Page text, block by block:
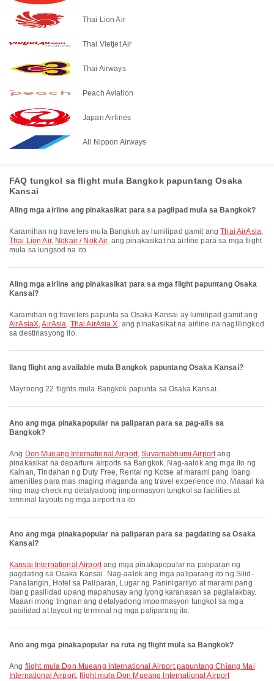
Thai Lion Air
Thai Vietjet Air
Thai Airways
Peach Aviation
Japan Airlines
All Nippon Airways
FAQ tungkol sa flight mula Bangkok papuntang Osaka
Kansai
Aling mga airline ang pinakasikat para sa paglipad mula sa Bangkok?
Karamihan ng travelers mula Bangkok ay lumilipad gamit angThai AirAsia,
Thai Lion Air, Nokair / Nok Air, ang pinakasikat na airline para sa mga flight
mula sa lungsod na ito.
Aling mga airline ang pinakasikat para sa mga flight papuntang Osaka
Kansai?
Karamihan ng travelers papunta sa Osaka Kansai ay lumilipad gamit ang
AirAsiaX,AirAsia, Thai AirAsia X, ang pinakasikat na airline na naglilingkod
sa destinasyong ito.
Ilang flight ang available mula Bangkok papuntang Osaka Kansai?
Mayroong 22 flights mula Bangkok papunta sa Osaka Kansai.
Ano ang mga pinakapopular na paliparan para sa pag-alis sa
Bangkok?
Ang Don Mueang International Airport,Suvarnabhumi Airportang
pinakasikat na departure airports sa Bangkok. Nag-aalok ang mga ito ng
Kainan, Tindahan ng Duty Free, Rental ng Kotse at marami pang ibang
amenities para mas maging maganda ang travel experience mo. Maaari ka
ring mag-check ng detalyadong impormasyon tungkol sa facilities at
terminal layouts ng mga airport na ito.
Ano ang mga pinakapopular na paliparan para sa pagdating sa Osaka
Kansai?
Kansai International Airportang mga pinakapopular na paliparan ng
pagdating sa Osaka Kansai. Nag-aalok ang mga paliparang ito ng Silid-
Panalangin, Hotel sa Paliparan, Lugar ng Paninigarilyo at marami pang
ibang pasilidad upang mapahusay ang iyong karanasan sa paglalakbay.
Maaari mong tingnan ang detalyadong impormasyon tungkol sa mga
pasilidad at layout ng terminal ng mga paliparang ito.
Ano ang mga pinakapopular na ruta ng flight mula sa Bangkok?
Ang flight mula Don Mueang International Airport papuntang Chiang Mai
International Airport,flight mula Don Mueang International Airport